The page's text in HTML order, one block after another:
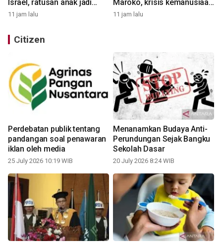
Israel, ratusan anak jadi
korban
11 jam lalu
Maroko, krisis kemanusiaan
kian memburuk
11 jam lalu
Citizen
Perdebatan publik tentang
pandangan soal penawaran
iklan oleh media
25 July 2026 10:19 WIB
Menanamkan Budaya Anti-
Perundungan Sejak Bangku
Sekolah Dasar
20 July 2026 8:24 WIB